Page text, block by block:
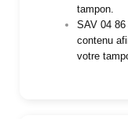
tampon.
SAV 04
contenu
votre